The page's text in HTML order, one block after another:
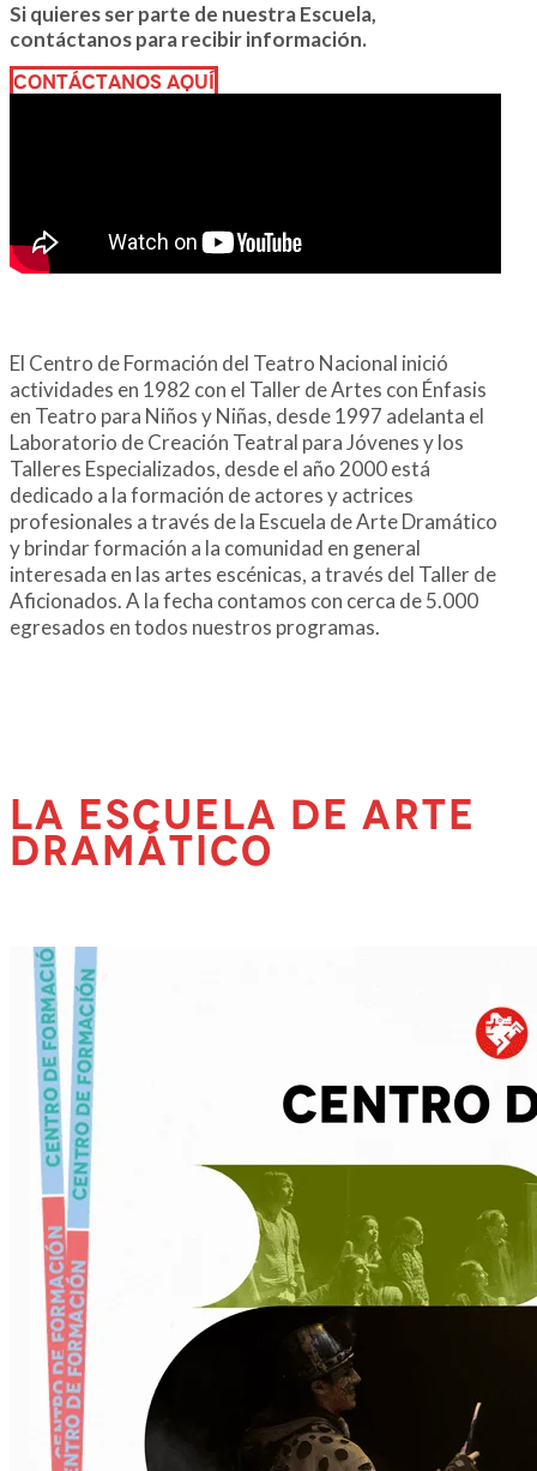
Si quieres ser parte de nuestra Escuela,
contáctanos para recibir información.
CONTÁCTANOS AQUÍ
El Centro de Formación del Teatro Nacional inició
actividades en 1982 con el Taller de Artes con Énfasis
en Teatro para Niños y Niñas, desde 1997 adelanta el
Laboratorio de Creación Teatral para Jóvenes y los
Talleres Especializados, desde el año 2000 está
dedicado a la formación de actores y actrices
profesionales a través de la Escuela de Arte Dramático
y brindar formación a la comunidad en general
interesada en las artes escénicas, a través del Taller de
Aficionados. A la fecha contamos con cerca de 5.000
egresados en todos nuestros programas.
La Escuela De Arte
Dramático